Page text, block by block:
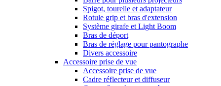
Spigot, tourelle et adaptateur
Rotule grip et bras d'extension
Système girafe et Light Boom
Bras de déport
Bras de réglage pour pantographe
Divers accessoire
Accessoire prise de vue
Accessoire prise de vue
Cadre réflecteur et diffuseur